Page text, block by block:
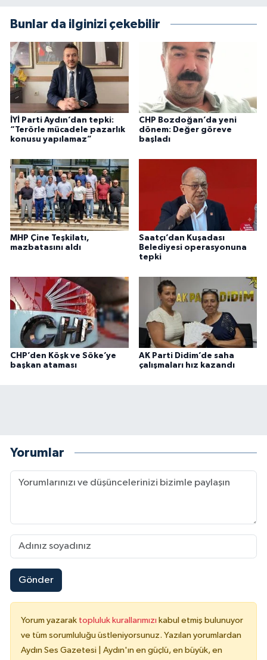
Bunlar da ilginizi çekebilir
İYİ Parti Aydın’dan tepki:
“Terörle mücadele pazarlık
konusu yapılamaz”
CHP Bozdoğan’da yeni
dönem: Değer göreve
başladı
MHP Çine Teşkilatı,
mazbatasını aldı
Saatçı’dan Kuşadası
Belediyesi operasyonuna
tepki
CHP’den Köşk ve Söke’ye
başkan ataması
AK Parti Didim’de saha
çalışmaları hız kazandı
Yorumlar
Gönder
Yorum yazarak topluluk kurallarımızı kabul etmiş bulunuyor
ve tüm sorumluluğu üstleniyorsunuz. Yazılan yorumlardan
Aydın Ses Gazetesi | Aydın'ın en güçlü, en büyük, en